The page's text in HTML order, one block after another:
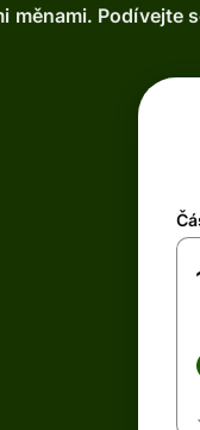
měnami. Podívejte